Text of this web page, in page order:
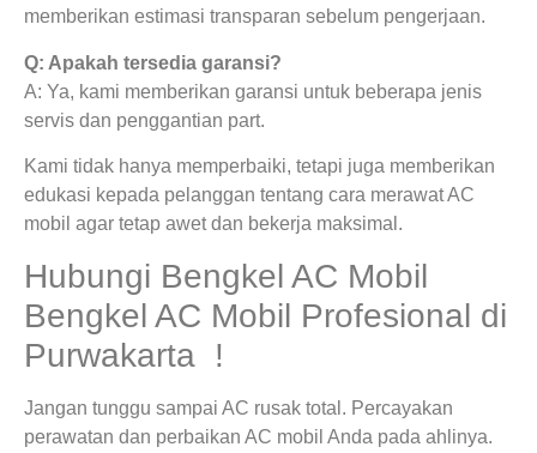
memberikan estimasi transparan sebelum pengerjaan.
Q: Apakah tersedia garansi?
A: Ya, kami memberikan garansi untuk beberapa jenis
servis dan penggantian part.
Kami tidak hanya memperbaiki, tetapi juga memberikan
edukasi kepada pelanggan tentang cara merawat AC
mobil agar tetap awet dan bekerja maksimal.
Hubungi Bengkel AC Mobil
Bengkel AC Mobil Profesional di
Purwakarta !
Jangan tunggu sampai AC rusak total. Percayakan
perawatan dan perbaikan AC mobil Anda pada ahlinya.